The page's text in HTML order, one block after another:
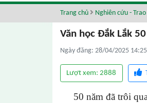
Trang chủ Nghiên cứu -
Văn học Đắk Lắk
Ngày đăng: 28/04/2025 14:25
Lượt xem: 2888
50 năm đã trôi qua